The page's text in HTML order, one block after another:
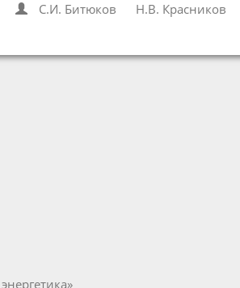
С.И. Битюков
Н.В. Красников